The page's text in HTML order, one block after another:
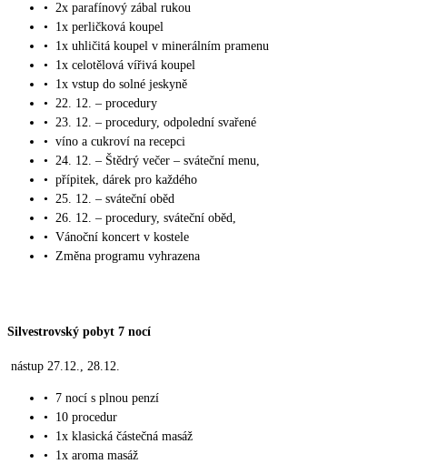
• 2x parafínový zábal rukou
•
1x perličková koupel
•
1x uhličitá koupel v minerálním pramenu
•
1x celotělová vířivá koupel
•
1x vstup do solné jeskyně
• 22. 12. – procedury
• 23. 12. – procedury, odpolední svařené
• víno a cukroví na recepci
• 24. 12. – Štědrý večer – sváteční menu,
• přípitek, dárek pro každého
• 25. 12. – sváteční oběd
• 26. 12. – procedury, sváteční oběd,
• Vánoční koncert v kostele
• Změna programu vyhrazena
Silvestrovský pobyt 7 nocí
nástup 27.12., 28.12.
•
7 nocí s plnou penzí
•
10 procedur
•
1x klasická částečná masáž
•
1x aroma masáž